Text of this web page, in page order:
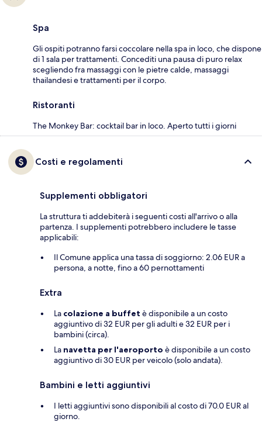
Spa
Gli ospiti potranno farsi coccolare nella spa in loco, che dispone
di 1 sala per trattamenti. Concediti una pausa di puro relax
scegliendo fra massaggi con le pietre calde, massaggi
thailandesi e trattamenti per il corpo.
Ristoranti
The Monkey Bar: cocktail bar in loco. Aperto tutti i giorni
Costi e regolamenti
Supplementi obbligatori
La struttura ti addebiterà i seguenti costi all'arrivo o alla
partenza. I supplementi potrebbero includere le tasse
applicabili:
Il Comune applica una tassa di soggiorno: 2.06 EUR a
persona, a notte, fino a 60 pernottamenti
Extra
La colazione a buffet è disponibile a un costo
aggiuntivo di 32 EUR per gli adulti e 32 EUR per i
bambini (circa).
La navetta per l'aeroporto è disponibile a un costo
aggiuntivo di 30 EUR per veicolo (solo andata).
Bambini e letti aggiuntivi
I letti aggiuntivi sono disponibili al costo di 70.0 EUR al
giorno.